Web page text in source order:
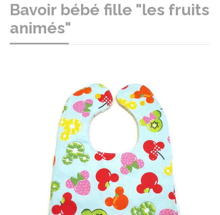
Bavoir bébé fille "les fruits
animés"